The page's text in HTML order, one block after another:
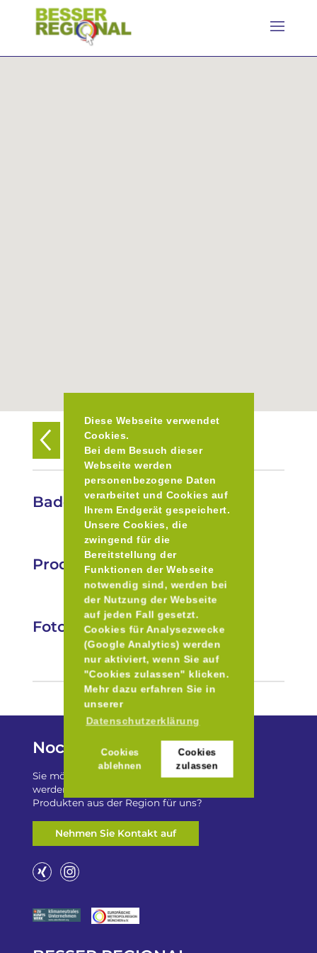
Diese Webseite verwendet
Cookies.
Bei dem Besuch dieser
Webseite werden
personenbezogene Daten
verarbeitet und Cookies auf
Ihrem Endgerät gespeichert.
Unsere Cookies, die
zwingend für die
Bereitstellung der
Funktionen der Webseite
notwendig sind, werden bei
der Nutzung der Webseite
auf jeden Fall gesetzt.
Cookies für Analysezwecke
(Google Analytics) werden
nur aktiviert, wenn Sie auf
"Cookies zulassen" klicken.
Mehr dazu erfahren Sie in
unserer
Datenschutzerklärung
Cookies
ablehnen
Cookies
zulassen
Zurück zur Übersicht
Bader Biohof
Produkte
Fotos
Noch Fragen?
Sie möchten auf „Besser Regional“ gelistet
werden? Oder haben Sie einen Freizeittip zu
Produkten aus der Region für uns?
Nehmen Sie Kontakt auf